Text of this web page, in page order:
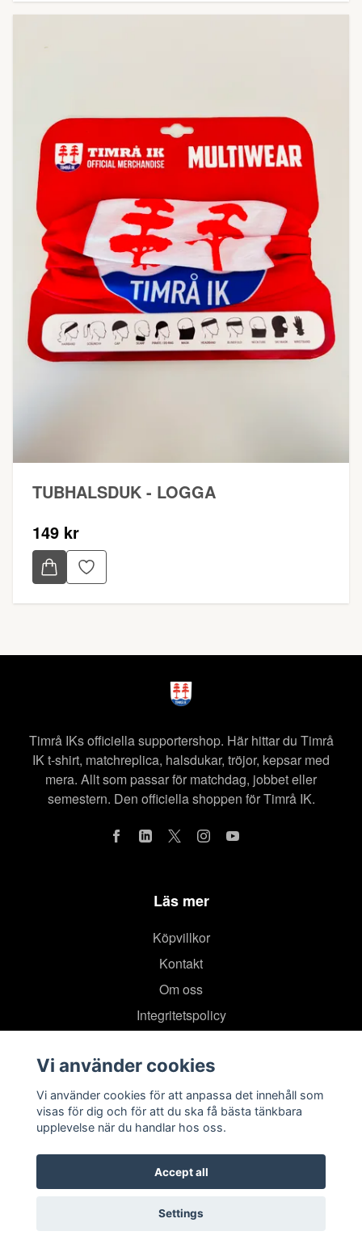
TUBHALSDUK - LOGGA
149 kr
Timrå IKs officiella supportershop. Här hittar du Timrå
IK t-shirt, matchreplica, halsdukar, tröjor, kepsar med
mera. Allt som passar för matchdag, jobbet eller
semestern. Den officiella shoppen för Timrå IK.
Läs mer
Köpvillkor
Kontakt
Om oss
Integritetspolicy
© 2026 TIMRÅ IK SHOPEN–Powered by Quickbutik
Vi använder cookies
Vi använder cookies för att anpassa det innehåll som
visas för dig och för att du ska få bästa tänkbara
upplevelse när du handlar hos oss.
Accept all
Settings